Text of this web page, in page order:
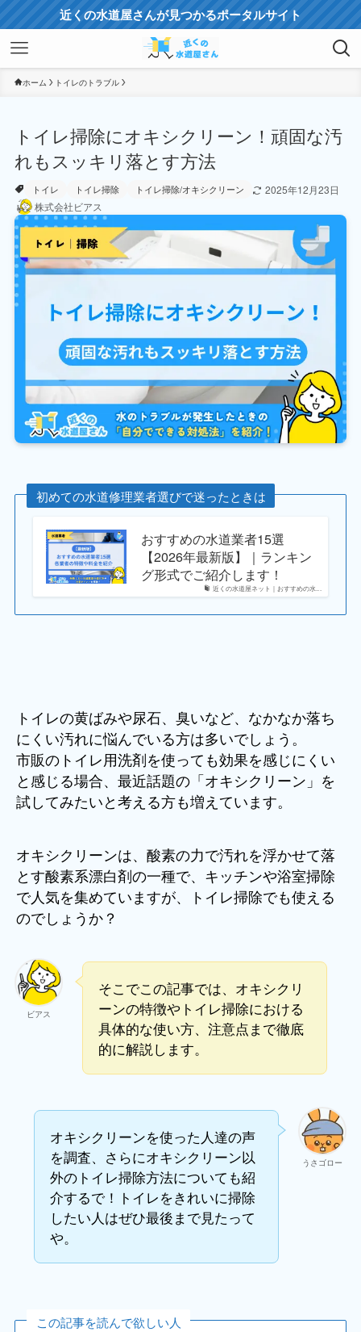
近くの水道屋さんが見つかるポータルサイト
ホーム トイレのトラブル
トイレ掃除にオキシクリーン！頑固な汚
れもスッキリ落とす方法
トイレ トイレ掃除 トイレ掃除/オキシクリーン
2025年12月23日
株式会社ビアス
初めての水道修理業者選びで迷ったときは
近くの水道屋ネット｜おすすめの水...
おすすめの水道業者15選
【2026年最新版】｜ランキン
グ形式でご紹介します！
トイレの黄ばみや尿石、臭いなど、なかなか落ち
にくい汚れに悩んでいる方は多いでしょう。
市販のトイレ用洗剤を使っても効果を感じにくい
と感じる場合、最近話題の「オキシクリーン」を
試してみたいと考える方も増えています。
オキシクリーンは、酸素の力で汚れを浮かせて落
とす酸素系漂白剤の一種で、キッチンや浴室掃除
で人気を集めていますが、トイレ掃除でも使える
のでしょうか？
ビアス
そこでこの記事では、オキシクリ
ーンの特徴やトイレ掃除における
具体的な使い方、注意点まで徹底
的に解説します。
うさゴロー
オキシクリーンを使った人達の声
を調査、さらにオキシクリーン以
外のトイレ掃除方法についても紹
介するで！トイレをきれいに掃除
したい人はぜひ最後まで見たって
や。
この記事を読んで欲しい人